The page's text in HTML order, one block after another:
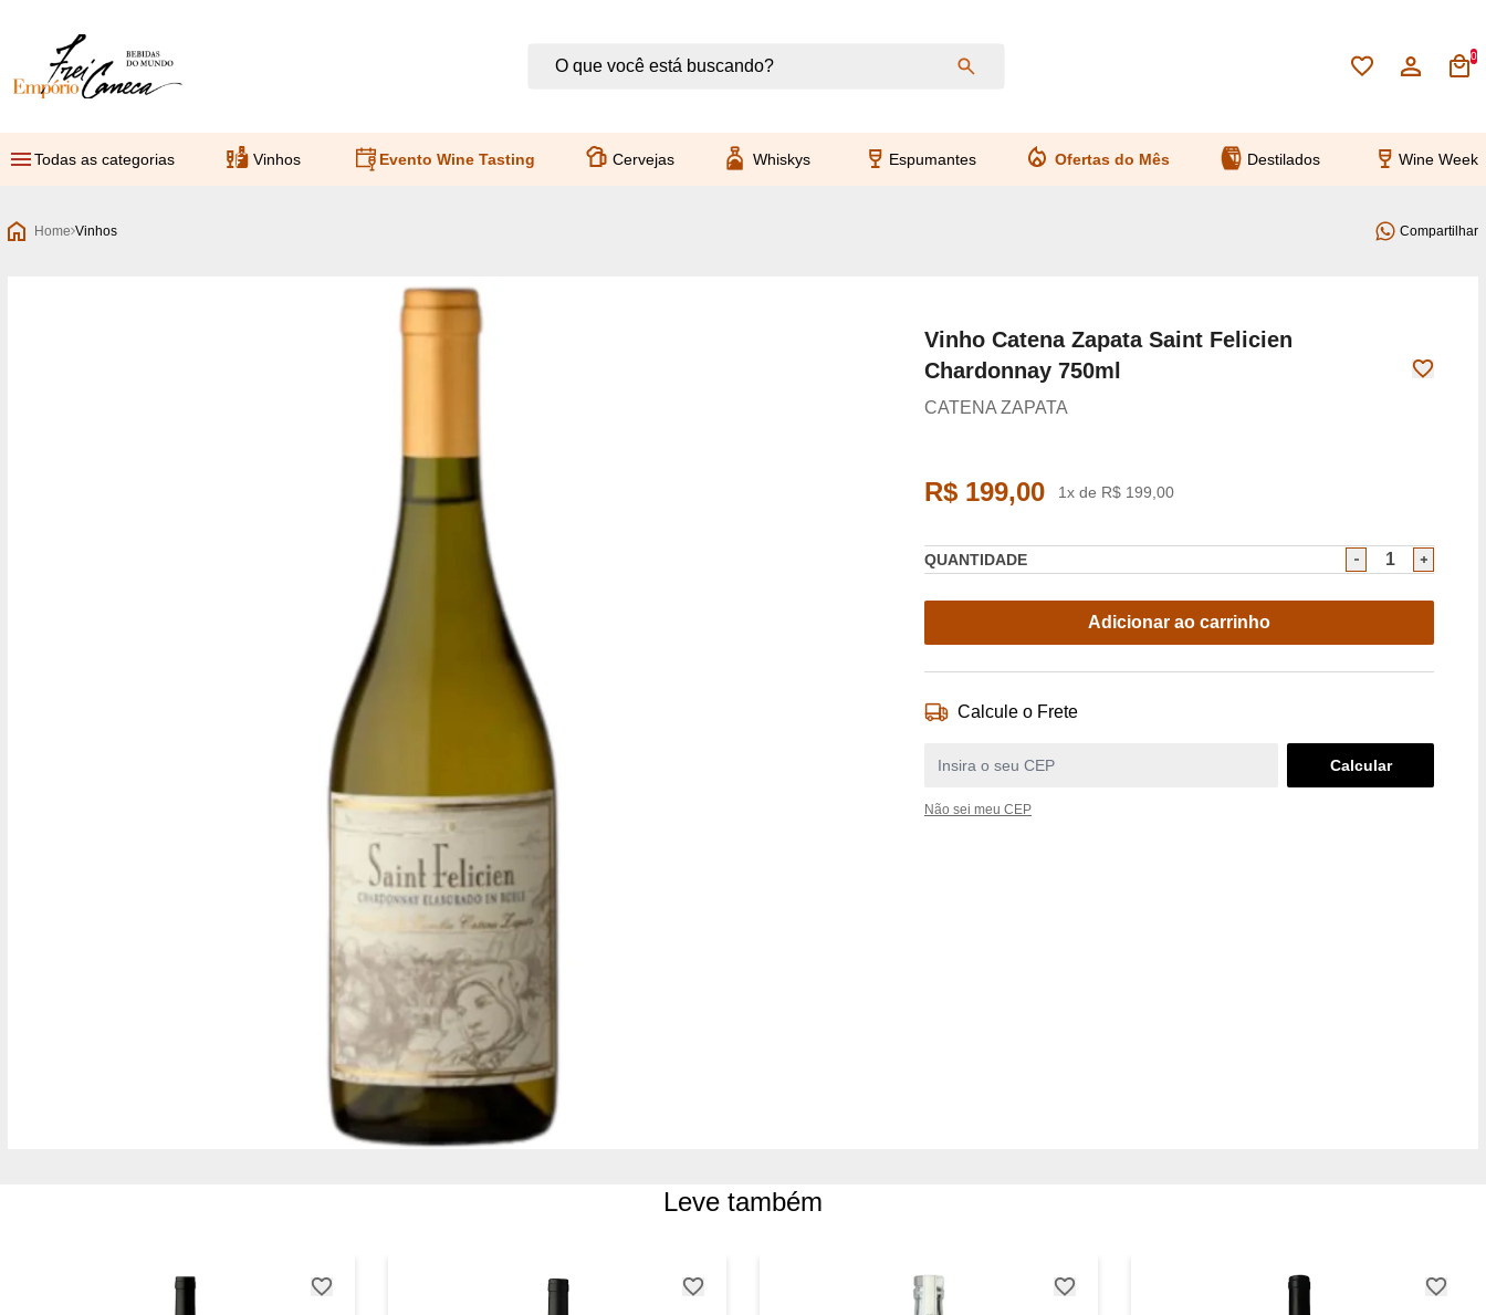
0
Todas as categorias Vinhos Evento Wine Tasting Cervejas Whiskys Espumantes Ofertas do Mês Destilados Wine Week
Home Vinhos Compartilhar
Vinho Catena Zapata Saint Felicien
Chardonnay 750ml
CATENA ZAPATA
R$ 199,00 1x de R$ 199,00
QUANTIDADE
Adicionar ao carrinho
Calcule o Frete
Não sei meu CEP
Leve também